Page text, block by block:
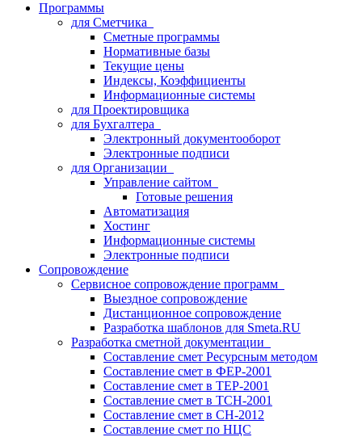
Программы
для Сметчика
Сметные программы
Нормативные базы
Текущие цены
Индексы, Коэффициенты
Информационные системы
для Проектировщика
для Бухгалтера
Электронный документооборот
Электронные подписи
для Организации
Управление сайтом
Готовые решения
Автоматизация
Хостинг
Информационные системы
Электронные подписи
Сопровождение
Сервисное сопровождение программ
Выездное сопровождение
Дистанционное сопровождение
Разработка шаблонов для Smeta.RU
Разработка сметной документации
Составление смет Ресурсным методом
Составление смет в ФЕР-2001
Составление смет в ТЕР-2001
Составление смет в ТСН-2001
Составление смет в СН-2012
Составление смет по НЦС